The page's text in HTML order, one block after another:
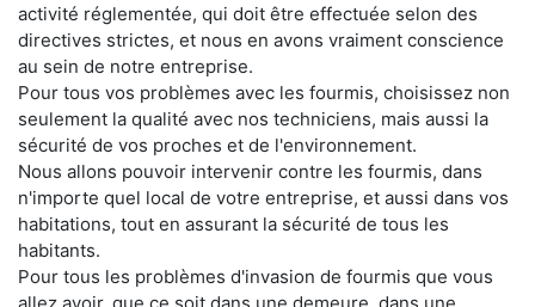
activité réglementée, qui doit être effectuée selon des
directives strictes, et nous en avons vraiment conscience
au sein de notre entreprise.
Pour tous vos problèmes avec les fourmis, choisissez non
seulement la qualité avec nos techniciens, mais aussi la
sécurité de vos proches et de l'environnement.
Nous allons pouvoir intervenir contre les fourmis, dans
n'importe quel local de votre entreprise, et aussi dans vos
habitations, tout en assurant la sécurité de tous les
habitants.
Pour tous les problèmes d'invasion de fourmis que vous
allez avoir, que ce soit dans une demeure, dans une